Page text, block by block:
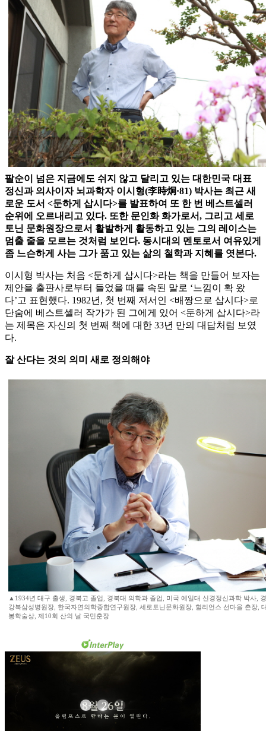
팔순이 넘은 지금에도 쉬지 않고 달리고 있는 대한민국 대표
정신과 의사이자 뇌과학자 이시형(李時炯·81) 박사는 최근 새
로운 도서 <둔하게 삽시다>를 발표하여 또 한 번 베스트셀러
순위에 오르내리고 있다. 또한 문인화 화가로서, 그리고 세로
토닌 문화원장으로서 활발하게 활동하고 있는 그의 레이스는
멈출 줄을 모르는 것처럼 보인다. 동시대의 멘토로서 여유있게
좀 느슨하게 사는 그가 품고 있는 삶의 철학과 지혜를 엿본다.
이시형 박사는 처음 <둔하게 삽시다>라는 책을 만들어 보자는
제안을 출판사로부터 들었을 때를 속된 말로 ‘느낌이 확 왔
다’고 표현했다. 1982년, 첫 번째 저서인 <배짱으로 삽시다>로
단숨에 베스트셀러 작가가 된 그에게 있어 <둔하게 삽시다>라
는 제목은 자신의 첫 번째 책에 대한 33년 만의 대답처럼 보였
다.
잘 산다는 것의 의미 새로 정의해야
▲1934년 대구 출생, 경북고 졸업, 경북대 의학과 졸업, 미국 예일대 신경정신과학 박사,
강북삼성병원장, 한국자연의학종합연구원장, 세로토닌문화원장, 힐리언스 선마을 촌장,
봉학술상, 제10회 산의 날 국민훈장